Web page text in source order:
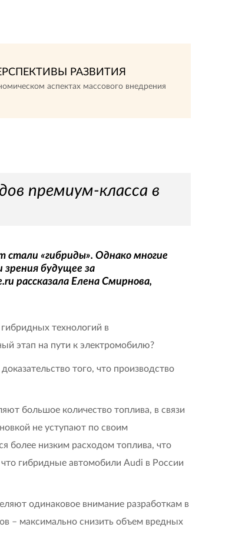
РАЗВИТИЯ
аспектах массового внедрения
премиум-класса в
стали «гибриды». Однако многие
зрения будущее за
рассказала Елена Смирнова,
технологий в
этап на пути к электромобилю?
того, что производство
большое количество топлива, в связи
не уступают по своим
более низким расходом топлива, что
гибридные автомобили Audi в России
одинаковое внимание разработкам в
– максимально снизить объем вредных